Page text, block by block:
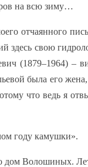
на всю зиму…
отчаянного
здесь свою
(1879–1964) –
была его жена,
что ведь я
году камушки».
дом Волошиных.